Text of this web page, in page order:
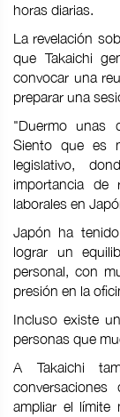
horas diarias.
La revelación
que Takaichi
convocar una
preparar una
"Duermo unas
Siento que es
legislativo,
importancia de
laborales en
Japón ha
lograr un
personal, con
presión en la
Incluso existe
personas que
A Takaichi
ampliar el límite